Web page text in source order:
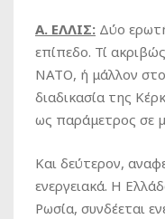
Α. ΕΛΛΙΣ: Δύο
επίπεδο. Τί
ΝΑΤΟ, ή μάλλον
διαδικασία της
ως παράμετρος σε
Και δεύτερον,
ενεργειακά. Η
Ρωσία, συνδέεται